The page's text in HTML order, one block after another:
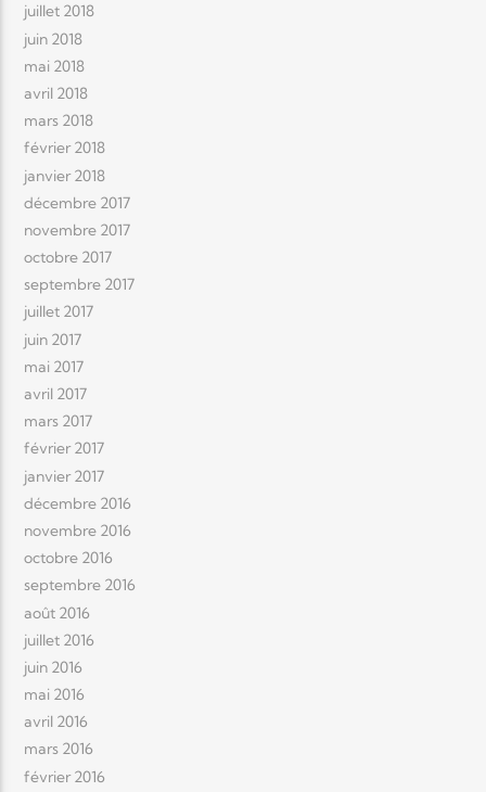
juillet 2018
juin 2018
mai 2018
avril 2018
mars 2018
février 2018
janvier 2018
décembre 2017
novembre 2017
octobre 2017
septembre 2017
juillet 2017
juin 2017
mai 2017
avril 2017
mars 2017
février 2017
janvier 2017
décembre 2016
novembre 2016
octobre 2016
septembre 2016
août 2016
juillet 2016
juin 2016
mai 2016
avril 2016
mars 2016
février 2016